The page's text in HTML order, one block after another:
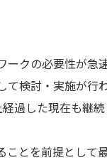
ークの必要性が急
て検討・実施が
過した現在も継
ことを前提とし